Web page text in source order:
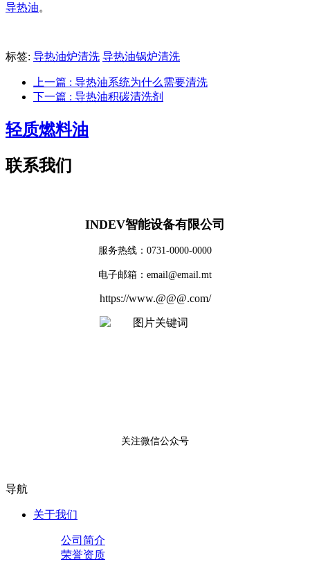
导热油。
标签: 导热油炉清洗 导热油锅炉清洗
上一篇 : 导热油系统为什么需要清洗
下一篇 : 导热油积碳清洗剂
轻质燃料油
联系我们
INDEV智能设备有限公司
服务热线：0731-0000-0000
电子邮箱：email@email.mt
https://www.@@@.com/
关注微信公众号
导航
关于我们
公司简介
荣誉资质